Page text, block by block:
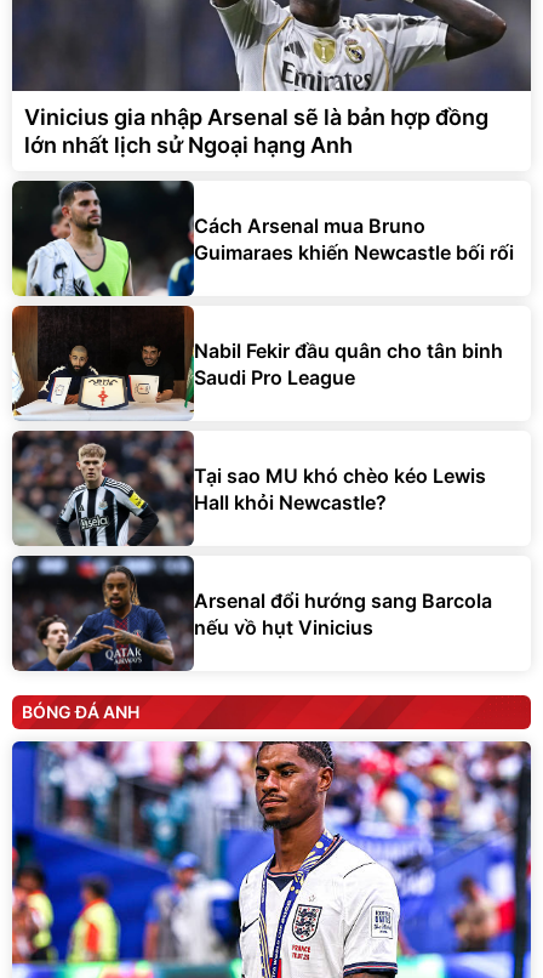
Vinicius gia nhập Arsenal sẽ là bản hợp đồng
lớn nhất lịch sử Ngoại hạng Anh
Cách Arsenal mua Bruno
Guimaraes khiến Newcastle bối rối
Nabil Fekir đầu quân cho tân binh
Saudi Pro League
Tại sao MU khó chèo kéo Lewis
Hall khỏi Newcastle?
Arsenal đổi hướng sang Barcola
nếu vồ hụt Vinicius
BÓNG ĐÁ ANH